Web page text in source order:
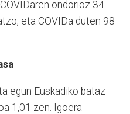
ondorioz 34
eta COVIDa duten 98
egun Euskadiko bataz
1,01 zen. Igoera